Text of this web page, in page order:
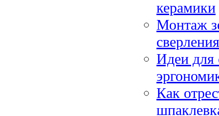
керамики
Монтаж
Идеи для
Как